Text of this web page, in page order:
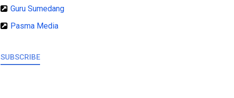
Guru Sumedang
Pasma Media
SUBSCRIBE